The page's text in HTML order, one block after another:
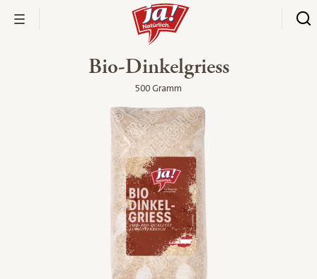
Bio-Dinkelgriess
500 Gramm